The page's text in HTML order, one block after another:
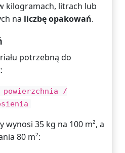
kilogramach, litrach lub
na liczbę opakowań.
potrzebną do
powierzchnia /
wynosi 35 kg na 100 m², a
80 m²: